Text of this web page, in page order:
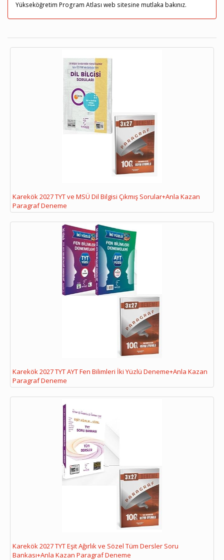
Yükseköğretim Program Atlası web sitesine mutlaka bakınız.
Karekök 2027 TYT ve MSÜ Dil Bilgisi Çıkmış Sorular+Anla Kazan
Paragraf Deneme
Karekök 2027 TYT AYT Fen Bilimleri İki Yüzlü Deneme+Anla Kazan
Paragraf Deneme
Karekök 2027 TYT Eşit Ağırlık ve Sözel Tüm Dersler Soru
Bankası+Anla Kazan Paragraf Deneme